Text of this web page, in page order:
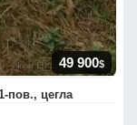
49 900$
пов., цегла